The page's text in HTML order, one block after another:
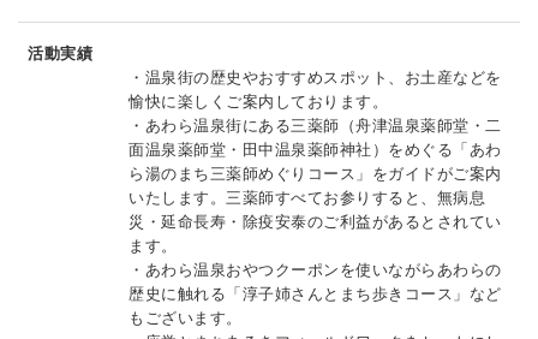
活動実績
・温泉街の歴史やおすすめスポット、お土産などを
愉快に楽しくご案内しております。
・あわら温泉街にある三薬師（舟津温泉薬師堂・二
面温泉薬師堂・田中温泉薬師神社）をめぐる「あわ
ら湯のまち三薬師めぐりコース」をガイドがご案内
いたします。三薬師すべてお参りすると、無病息
災・延命長寿・除疫安泰のご利益があるとされてい
ます。
・あわら温泉おやつクーポンを使いながらあわらの
歴史に触れる「淳子姉さんとまち歩きコース」など
もございます。